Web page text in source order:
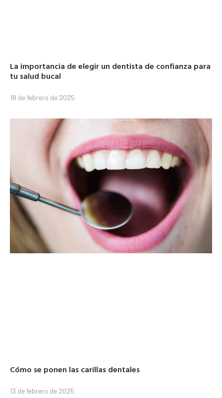
La importancia de elegir un dentista de confianza para
tu salud bucal
18 de febrero de 2025
Cómo se ponen las carillas dentales
13 de febrero de 2025